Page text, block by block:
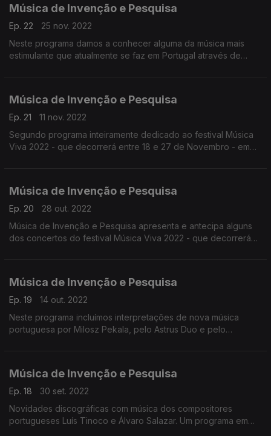
Música de Invenção e Pesquisa
Ep. 22
25 nov. 2022
Neste programa damos a conhecer alguma da música mais
estimulante que atualmente se faz em Portugal através de
Música de Invenção e Pesquisa
Ep. 21
11 nov. 2022
Segundo programa inteiramente dedicado ao festival Música
Viva 2022 - que decorrerá entre 18 e 27 de Novembro - em
Música de Invenção e Pesquisa
Ep. 20
28 out. 2022
Música de Invenção e Pesquisa apresenta e antecipa alguns
dos concertos do festival Música Viva 2022 - que decorrerá
Música de Invenção e Pesquisa
Ep. 19
14 out. 2022
Neste programa incluímos interpretações de nova música
portuguesa por Milosz Pekala, pelo Astrus Duo e pelo
Música de Invenção e Pesquisa
Ep. 18
30 set. 2022
Novidades discográficas com música dos compositores
portugueses Luís Tinoco e Álvaro Salazar. Um programa em